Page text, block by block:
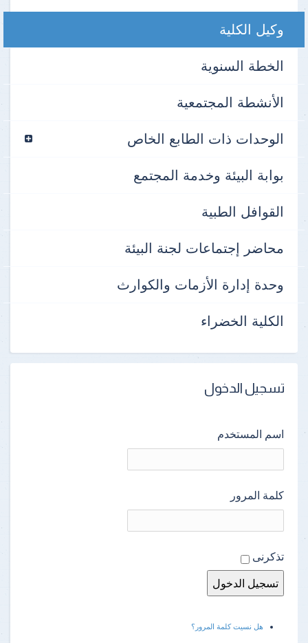
وكيل الكلية
الخطة السنوية
الأنشطة المجتمعية
الوحدات ذات الطابع الخاص
بوابة البيئة وخدمة المجتمع
القوافل الطبية
محاضر إجتماعات لجنة البيئة
وحدة إدارة الأزمات والكوارث
الكلية الخضراء
تسجيل الدخول
اسم المستخدم
كلمة المرور
تذكرنى
هل نسيت كلمة المرور؟